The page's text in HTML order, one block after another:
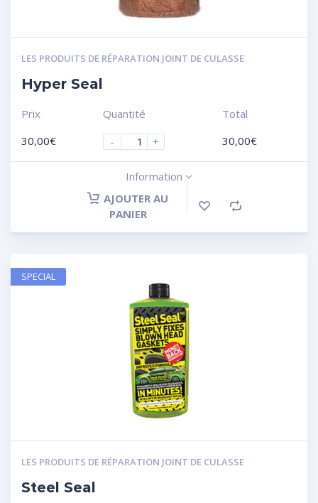
LES PRODUITS DE RÉPARATION JOINT DE CULASSE
Hyper Seal
Prix
30,00€
Quantité
-
+
Total
30,00€
Information
AJOUTER AU
PANIER
LES PRODUITS DE RÉPARATION JOINT DE CULASSE
Steel Seal
SPECIAL